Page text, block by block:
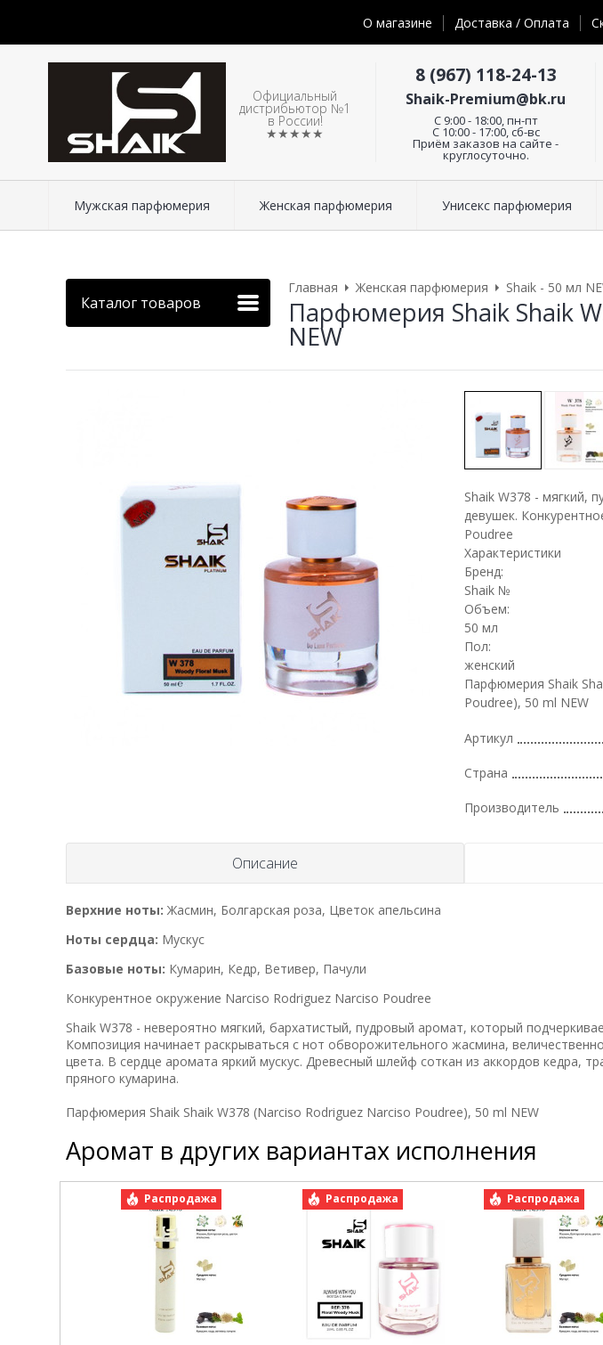
О магазине Доставка / Оплата
Официальный
дистрибьютор №1
в России!
★★★★★
8 (967) 118-24-13
Shaik-Premium@bk.ru
C 9:00 - 18:00, пн-пт
С 10:00 - 17:00, сб-вс
Приём заказов на сайте -
круглосуточно.
Мужская парфюмерия Женская парфюмерия Унисекс парфюмерия
Каталог товаров
Главная Женская парфюмерия Shaik - 50 мл
Парфюмерия Shaik Shaik
NEW
Shaik W378 - мягкий,
девушек.
Poudree
Характеристики
Бренд:
Shaik №
Объем:
50 мл
Пол:
женский
Парфюмерия Shaik
Poudree), 50 ml NEW
Артикул
Страна
Производитель
Описание
Верхние ноты: Жасмин, Болгарская роза, Цветок апельсина
Ноты сердца: Мускус
Базовые ноты: Кумарин, Кедр, Ветивер, Пачули
Конкурентное окружение Narciso Rodriguez Narciso Poudree
Shaik W378 - невероятно мягкий, бархатистый, пудровый аромат, который
Композиция начинает раскрываться с нот обворожительного жасмина,
цвета. В сердце аромата яркий мускус. Древесный шлейф соткан из аккордов кедра,
пряного кумарина.
Парфюмерия Shaik Shaik W378 (Narciso Rodriguez Narciso Poudree), 50 ml NEW
Аромат в других вариантах исполнения
Распродажа Распродажа Распродажа